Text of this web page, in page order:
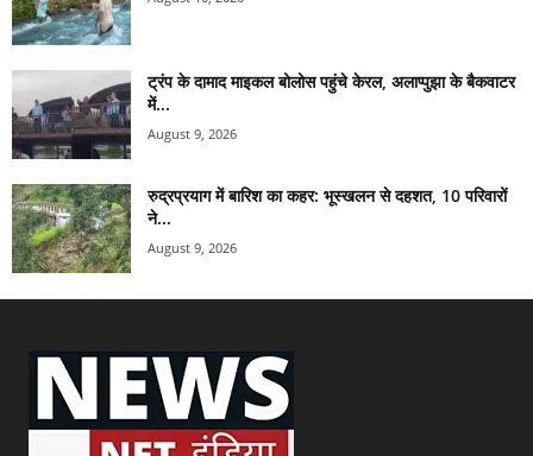
ट्रंप के दामाद माइकल बोलोस पहुंचे केरल, अलाप्पुझा के बैकवाटर
में...
August 9, 2026
रुद्रप्रयाग में बारिश का कहर: भूस्खलन से दहशत, 10 परिवारों
ने...
August 9, 2026